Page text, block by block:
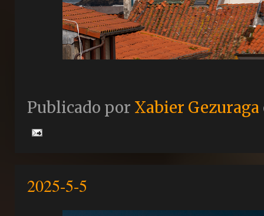
Publicado por Xabier Gezuraga
2025-5-5